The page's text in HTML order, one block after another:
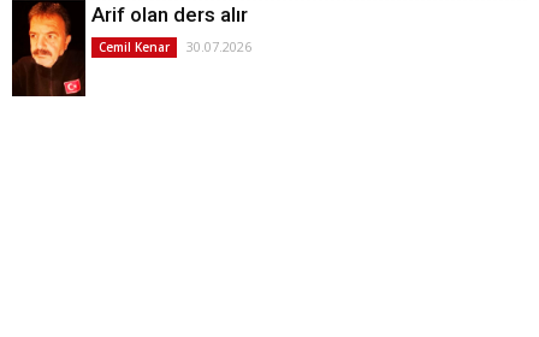
Arif olan ders alır
Cemil Kenar 30.07.2026